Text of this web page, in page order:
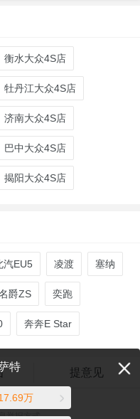
衡水大众4S店
牡丹江大众4S店
济南大众4S店
巴中大众4S店
揭阳大众4S店
汽EU5 凌渡 塞纳
爵ZS 奕跑
奔奔E Star
提意见
举报方式
特
万